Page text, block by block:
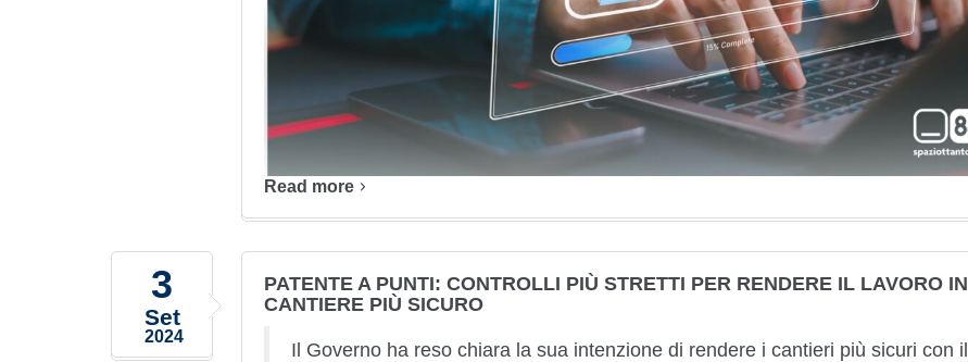
Read more
3
Set
2024
PATENTE A PUNTI: CONTROLLI PIÙ STRETTI PER RENDERE IL LAVORO IN
CANTIERE PIÙ SICURO
Il Governo ha reso chiara la sua intenzione di rendere i cantieri più sicuri con il